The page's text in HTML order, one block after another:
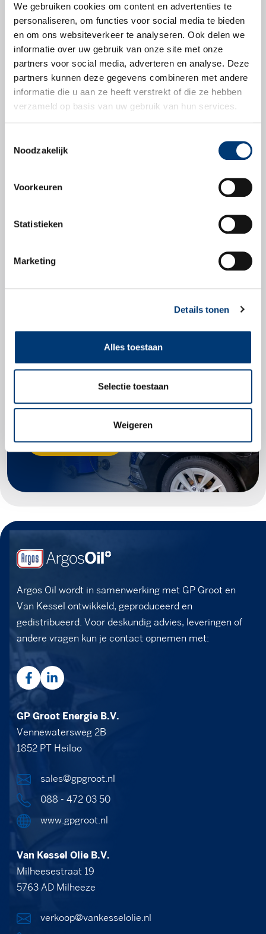
We gebruiken cookies om content en advertenties te
personaliseren, om functies voor social media te bieden
en om ons websiteverkeer te analyseren. Ook delen we
informatie over uw gebruik van onze site met onze
partners voor social media, adverteren en analyse. Deze
partners kunnen deze gegevens combineren met andere
informatie die u aan ze heeft verstrekt of die ze hebben
verzameld op basis van uw gebruik van hun services.
Noodzakelijk
Voorkeuren
Statistieken
Marketing
Details tonen
Alles toestaan
Selectie toestaan
Weigeren
OGP0.5N-20
ISO 12924
L-XB(F)DIB0.5
Check snel of dit
product geschikt is
voor jouw voertuig.
Zoek producten
Argos Oil wordt in samenwerking met GP Groot en
Van Kessel ontwikkeld, geproduceerd en
gedistribueerd. Voor deskundig advies, leveringen of
andere vragen kun je contact opnemen met:
GP Groot Energie B.V.
Vennewatersweg 2B
1852 PT Heiloo
sales@gpgroot.nl
088 - 472 03 50
www.gpgroot.nl
Van Kessel Olie B.V.
Milheesestraat 19
5763 AD Milheeze
verkoop@vankesselolie.nl